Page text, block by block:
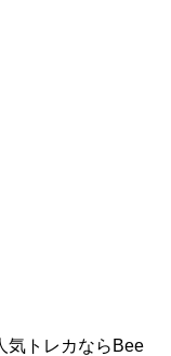
気トレカならBee